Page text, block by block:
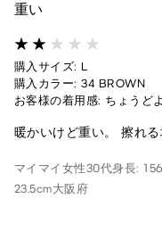
重い
購入サイズ: L
購入カラー: 34 BROWN
お客様の着用感: ちょうど
暖かいけど重い。 擦れる
マイマイ 女性30代身長:
23.5cm大阪府